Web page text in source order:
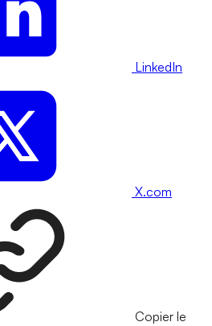
LinkedIn
X.com
Copier le